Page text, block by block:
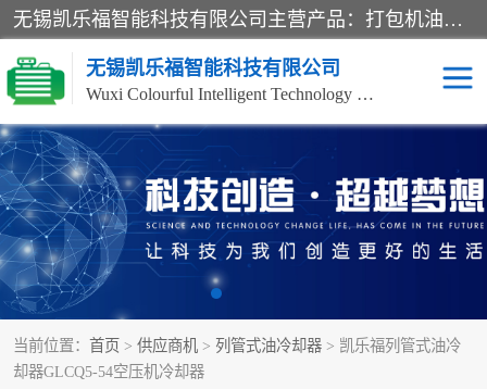
无锡凯乐福智能科技有限公司主营产品：打包机油泵、风冷式油冷却器、液压阀、液压泵、冷却器、过滤器及气动元器件。公司主导生产齿轮泵、齿轮马达、液压阀等产品。共计100多个系列、3000余种规格。覆盖了液压系统的动力元件、控制元件和执行元件，具备较强的成套供货、服务能力。
无锡凯乐福智能科技有限公司
Wuxi Colourful Intelligent Technology Co., Ltd
当前位置： 首页 > 供应商机 > 列管式油冷却器 > 凯乐福列管式油冷
却器GLCQ5-54空压机冷却器
齿轮泵 机床冷却泵
风冷式油冷却器 叶片泵
液压马达
柱塞泵 方向阀